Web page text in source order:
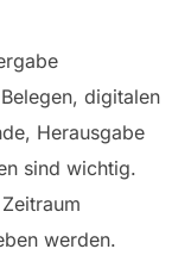
digitalen
Herausgabe
sind wichtig.
werden.